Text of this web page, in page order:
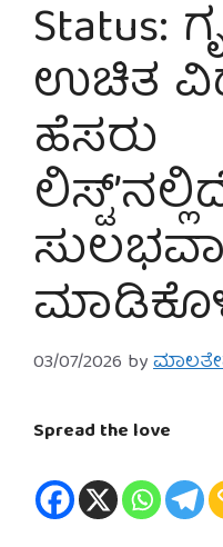
Status:
ಉಚಿತ
ಹೆಸರು
03/07/2026 by
Spread the love